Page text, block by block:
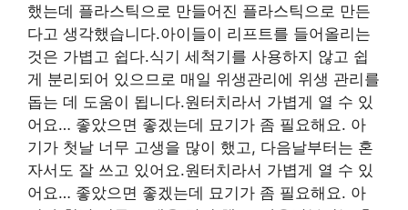
했는데 플라스틱으로 만들어진 플라스틱으로 만든
다고 생각했습니다.아이들이 리프트를 들어올리는
것은 가볍고 쉽다.식기 세척기를 사용하지 않고 쉽
게 분리되어 있으므로 매일 위생관리에 위생 관리를
돕는 데 도움이 됩니다.원터치라서 가볍게 열 수 있
어요… 좋았으면 좋겠는데 묘기가 좀 필요해요. 아
기가 첫날 너무 고생을 많이 했고, 다음날부터는 혼
자서도 잘 쓰고 있어요.원터치라서 가볍게 열 수 있
어요… 좋았으면 좋겠는데 묘기가 좀 필요해요. 아